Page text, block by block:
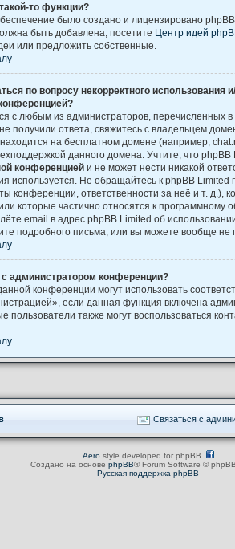
то функции?
было создано и лицензировано
быть добавлена, посетите Центр идей
или предложить собственные.
по вопросу некорректного использования
с любым из администраторов, перечисленных
получили ответа, свяжитесь с владельцем
на бесплатном домене (например,
данного домена. Учтите, что
конференцией и не может нести никакой
используется. Не обращайтесь к phpBB Limited
конференции, ответственности за неё и т. д.),
которые частично относятся к программному
email в адрес phpBB Limited об
подробного письма, или вы можете вообще не
с администратором конференции?
конференции могут использовать
если данная функция включена
пользователи также могут воспользоваться
Связаться с
Aerostyle developed for phpBB
Создано на основе phpBB® Forum Software ©
Русская поддержка phpBB